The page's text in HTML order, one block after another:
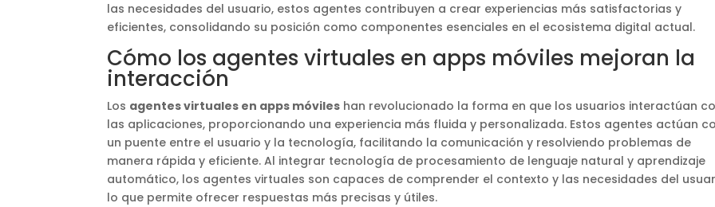
las necesidades del usuario, estos agentes contribuyen a crear experiencias más satisfactorias y
eficientes, consolidando su posición como componentes esenciales en el ecosistema digital actual.
Cómo los agentes virtuales en apps móviles mejoran la
interacción
Los agentes virtuales en apps móviles han revolucionado la forma en que los usuarios interactúan
las aplicaciones, proporcionando una experiencia más fluida y personalizada. Estos agentes actúan
un puente entre el usuario y la tecnología, facilitando la comunicación y resolviendo problemas de
manera rápida y eficiente. Al integrar tecnología de procesamiento de lenguaje natural y aprendizaje
automático, los agentes virtuales son capaces de comprender el contexto y las necesidades del
lo que permite ofrecer respuestas más precisas y útiles.